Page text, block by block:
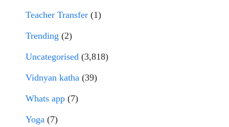
Teacher Transfer (1)
Trending (2)
Uncategorised (3,818)
Vidnyan katha (39)
Whats app (7)
Yoga (7)